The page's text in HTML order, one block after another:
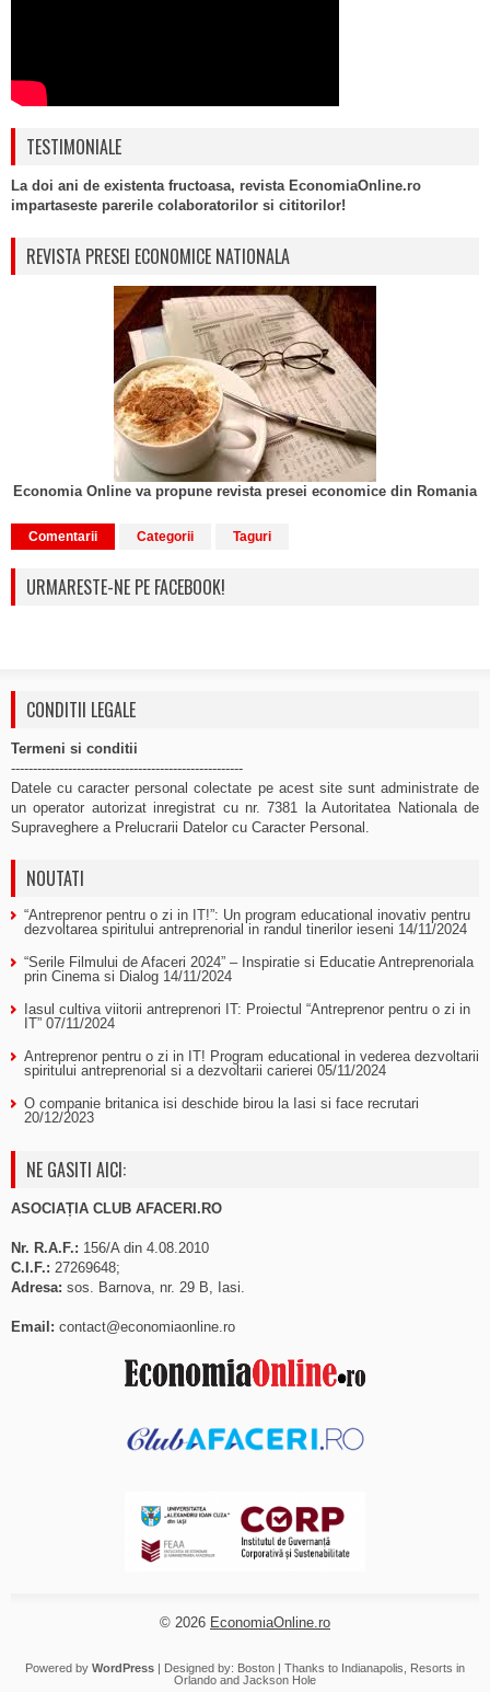
TESTIMONIALE
La doi ani de existenta fructoasa, revista EconomiaOnline.ro
impartaseste parerile colaboratorilor si cititorilor!
REVISTA PRESEI ECONOMICE NATIONALA
Economia Online va propune revista presei economice din Romania
Comentarii Categorii Taguri
URMARESTE-NE PE FACEBOOK!
CONDITII LEGALE
Termeni si conditii
-----------------------------------------------------
Datele cu caracter personal colectate pe acest site sunt administrate de
un operator autorizat inregistrat cu nr. 7381 la Autoritatea Nationala de
Supraveghere a Prelucrarii Datelor cu Caracter Personal.
NOUTATI
“Antreprenor pentru o zi in IT!”: Un program educational inovativ pentru
dezvoltarea spiritului antreprenorial in randul tinerilor ieseni 14/11/2024
“Serile Filmului de Afaceri 2024” – Inspiratie si Educatie Antreprenoriala
prin Cinema si Dialog 14/11/2024
Iasul cultiva viitorii antreprenori IT: Proiectul “Antreprenor pentru o zi in
IT” 07/11/2024
Antreprenor pentru o zi in IT! Program educational in vederea dezvoltarii
spiritului antreprenorial si a dezvoltarii carierei 05/11/2024
O companie britanica isi deschide birou la Iasi si face recrutari
20/12/2023
NE GASITI AICI:
ASOCIAȚIA CLUB AFACERI.RO
Nr. R.A.F.: 156/A din 4.08.2010
C.I.F.: 27269648;
Adresa: sos. Barnova, nr. 29 B, Iasi.
Email: contact@economiaonline.ro
© 2026 EconomiaOnline.ro
Powered by WordPress | Designed by: Boston | Thanks to Indianapolis
Resorts in
Orlando and Jackson Hole